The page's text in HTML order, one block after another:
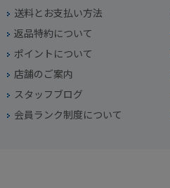
送料とお支払い方法
返品特約について
ポイントについて
店舗のご案内
スタッフブログ
会員ランク制度について